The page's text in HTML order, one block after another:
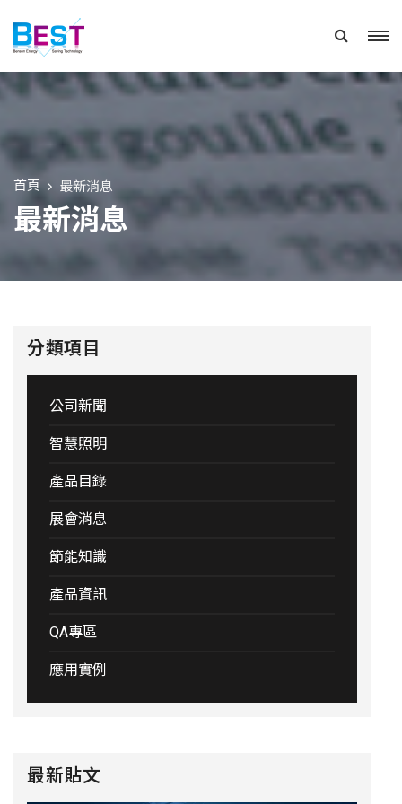
首頁 最新消息
最新消息
分類項目
公司新聞
智慧照明
產品目錄
展會消息
節能知識
產品資訊
QA專區
應用實例
最新貼文